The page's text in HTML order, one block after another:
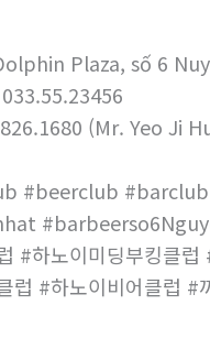
Plaza, số 6
(Mr. Yeo Ji
#beerclub
#하노이미딩부킹클
럽 #하노이비어클럽 #